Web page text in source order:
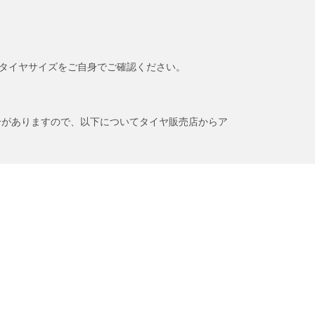
ヤサイズをご自身でご確認ください。
ありますので、以下についてタイヤ販売店からア